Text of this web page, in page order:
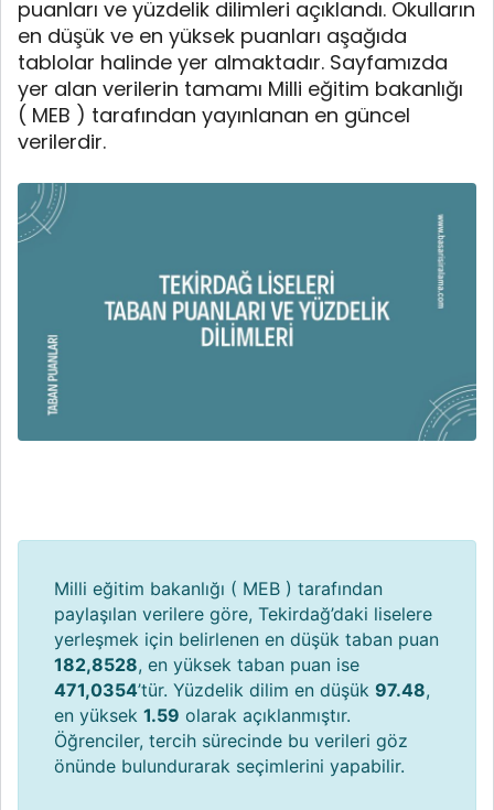
puanları ve yüzdelik dilimleri açıklandı. Okulların
en düşük ve en yüksek puanları aşağıda
tablolar halinde yer almaktadır. Sayfamızda
yer alan verilerin tamamı Milli eğitim bakanlığı
( MEB ) tarafından yayınlanan en güncel
verilerdir.
Milli eğitim bakanlığı ( MEB ) tarafından
paylaşılan verilere göre, Tekirdağ’daki liselere
yerleşmek için belirlenen en düşük taban puan
182,8528, en yüksek taban puan ise
471,0354’tür. Yüzdelik dilim en düşük 97.48,
en yüksek 1.59 olarak açıklanmıştır.
Öğrenciler, tercih sürecinde bu verileri göz
önünde bulundurarak seçimlerini yapabilir.